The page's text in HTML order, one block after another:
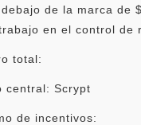
de la marca de
en el control de
total:
central: Scrypt
de incentivos: